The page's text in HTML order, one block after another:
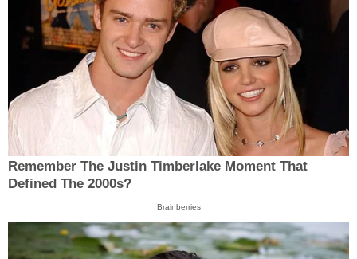
Remember The Justin Timberlake Moment That
Defined The 2000s?
Brainberries